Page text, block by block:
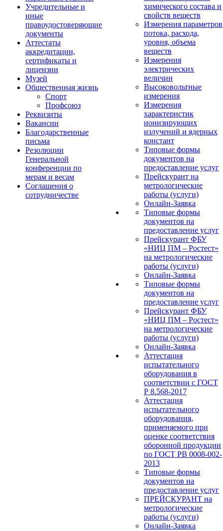
Учредительные и
иные
правоудостоверяющие
документы
Аттестаты
аккредитации,
сертификаты и
лицензии
Музей
Общественная жизнь
Спорт
Профсоюз
Реквизиты
Вакансии
Благодарственные
письма
Резолюции
Генеральной
конференции по
мерам и весам
Соглашения о
сотрудничестве
химического состава и
свойств веществ
Измерения параметров
потока, расхода,
уровня, объема
веществ
Измерения
электрических
величин
Высоковольтные
измерения
Измерения
характеристик
ионизирующих
излучений и ядерных
констант
Типовые формы
документов на
предоставление услуг
Прейскурант на
метрологические
работы (услуги)
Онлайн-Заявка
Типовые формы
документов на
предоставление услуг
Прейскурант ФБУ
«НИЦ ПМ – Ростест»
на метрологические
работы (услуги)
Онлайн-Заявка
Типовые формы
документов на
предоставление услуг
Прейскурант ФБУ
«НИЦ ПМ – Ростест»
на метрологические
работы (услуги)
Онлайн-Заявка
Аттестация
испытательного
оборудования в
соответствии с ГОСТ
Р 8.568-2017
Аттестация
испытательного
оборудования,
применяемого при
оценке соответствия
оборонной продукции
по ГОСТ РВ 0008-002-
2013
Типовые формы
документов на
предоставление услуг
ПРЕЙСКУРАНТ на
метрологические
работы (услуги)
Онлайн-Заявка